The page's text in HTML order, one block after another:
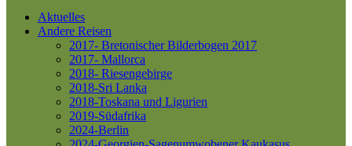
Aktuelles
Andere Reisen
2017- Bretonischer Bilderbogen 2017
2017- Mallorca
2018- Riesengebirge
2018-Sri Lanka
2018-Toskana und Ligurien
2019-Südafrika
2024-Berlin